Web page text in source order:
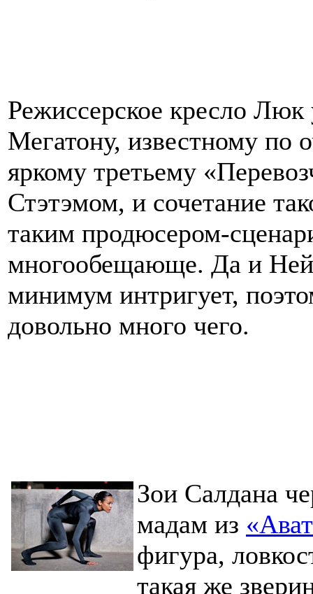
Режиссерское кресло
Мегатону, известному по
яркому третьему
Стэтэмом, и сочетание
таким продюсером-
многообещающе. Да и
минимум интригует,
довольно много чего.
Зои Салдана
мадам из
фигура,
такая же